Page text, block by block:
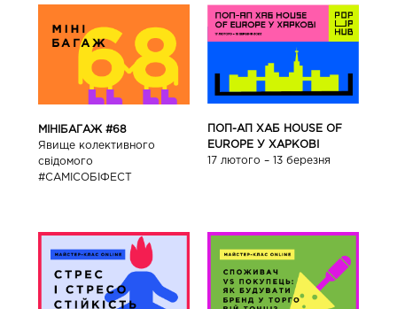
МІНІБАГАЖ #68
Явище колективного
свідомого
#САМІСОБІФЕСТ
ПОП-АП ХАБ HOUSE OF
EUROPE У ХАРКОВІ
17 лютого – 13 березня